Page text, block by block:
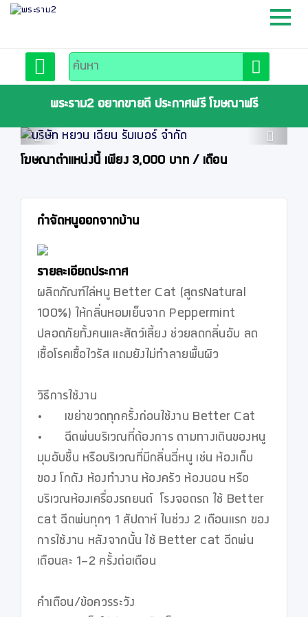
สมัครสมาชิก
ลงประกาศฟรี
พระราม2 อยากขายดี ประกาศฟรี โฆษณาฟรี
Previous
โฆษณาตำแหน่งนี้ เพียง 3,000 บาท / เดือน
กำจัดหนูออกจากบ้าน
รายละเอียดประกาศ
ผลิตภัณฑ์ไล่หนู Better Cat (สูตรNatural
100%) ให้กลิ่นหอมเย็นจาก Peppermint
ปลอดภัยทั้งคนและสัตว์เลี้ยง ช่วยลดกลิ่นอับ ลด
เชื้อโรคเชื้อไวรัส แถมยังไม่ทำลายพื้นผิว
วิธีการใช้งาน
•	เขย่าขวดทุกครั้งก่อนใช้งาน Better Cat
•	ฉีดพ่นบริเวณที่ต้องการ ตามทางเดินของหนู
มุมอับชื้น หรือบริเวณที่มีกลิ่นฉี่หนู เช่น ห้องเก็บ
ของ โกดัง ห้องทำงาน ห้องครัว ห้องนอน หรือ
บริเวณห้องเครื่องรถยนต์  โรงจอดรถ ใช้ Better
cat ฉีดพ่นทุกๆ 1 สัปดาห์ ในช่วง 2 เดือนแรก ของ
การใช้งาน หลังจากนั้น ใช้ Better cat ฉีดพ่น
เดือนละ 1-2 ครั้งต่อเดือน
คำเตือน/ข้อควรระวัง